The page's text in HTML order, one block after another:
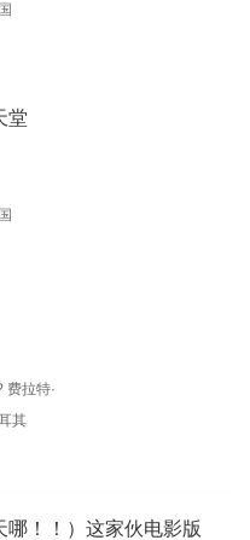
堂
拉特·
其
哪！！）这家伙电影版